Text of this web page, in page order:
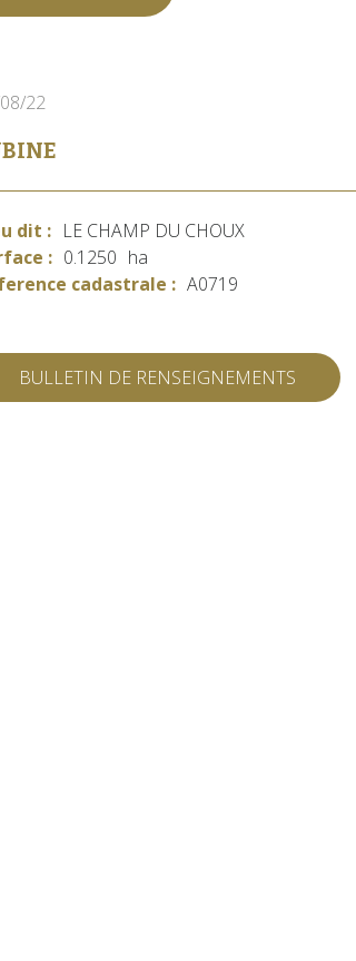
22
dit : LE CHAMP DU CHOUX
: 0.1250 ha
cadastrale : A0719
BULLETIN DE RENSEIGNEMENTS